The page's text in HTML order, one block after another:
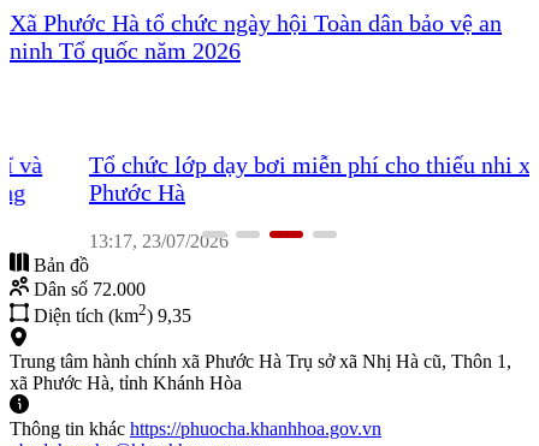
Xã Phước Hà tổ chức ngày hội Toàn dân bảo vệ an
ninh Tổ quốc năm 2026
Tổ chức lớp dạy bơi miễn phí cho thiếu nhi xã
Phước Hà
13:17, 23/07/2026
Bản đồ
Dân số 72.000
Diện tích (km2) 9,35
Trung tâm hành chính xã Phước Hà Trụ sở xã Nhị Hà cũ, Thôn 1,
xã Phước Hà, tỉnh Khánh Hòa
Thông tin khác https://phuocha.khanhhoa.gov.vn